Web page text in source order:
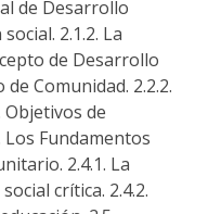
de Desarrollo
2.1.2. La
de Desarrollo
Comunidad. 2.2.2.
de
Fundamentos
2.4.1. La
crítica. 2.4.2.